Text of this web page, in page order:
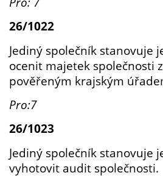
26/1022
Jediný společník stanovuje
ocenit majetek společnosti
pověřeným krajským
Pro:7
26/1023
Jediný společník stanovuje
vyhotovit audit společnosti.